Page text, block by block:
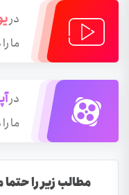
در
ما
در
ما
مطالب زیر را